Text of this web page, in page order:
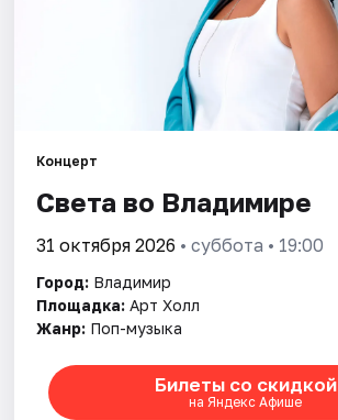
Концерт
Света во Владимире
31 октября 2026 • суббота • 19:00
Город: Владимир
Площадка: Арт Холл
Жанр: Поп-музыка
Билеты со скидкой
на Яндекс Афише